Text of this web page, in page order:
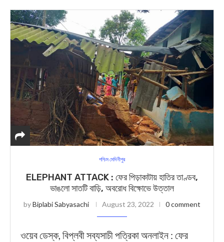
পশ্চিম মেদিনীপুর
ELEPHANT ATTACK : ফের পিড়াকাটায় হাতির তাণ্ডব,
ভাঙলো সাতটি বাড়ি, অবরোধ বিক্ষোভে উত্তাল
byBiplabi Sabyasachi August 23, 2022 0 comment
ওয়েব ডেস্ক, বিপ্লবী সব্যসাচী পত্রিকা অনলাইন : ফের